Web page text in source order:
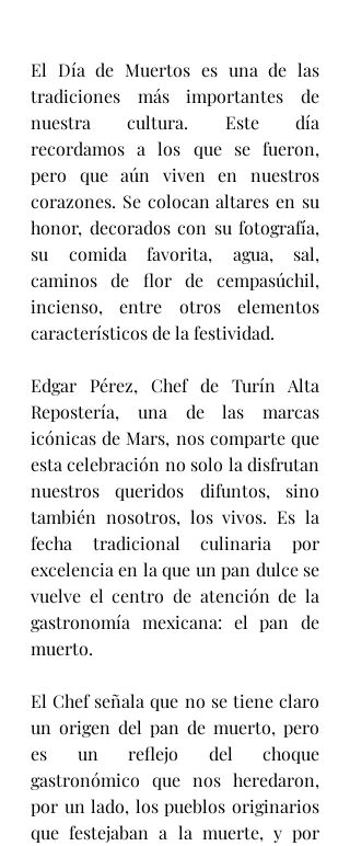
El Día de Muertos es una de las
tradiciones más importantes de
nuestra cultura. Este día
recordamos a los que se fueron,
pero que aún viven en nuestros
corazones. Se colocan altares en su
honor, decorados con su fotografía,
su comida favorita, agua, sal,
caminos de flor de cempasúchil,
incienso, entre otros elementos
característicos de la festividad.
Edgar Pérez, Chef de Turín Alta
Repostería, una de las marcas
icónicas de Mars, nos comparte que
esta celebración no solo la disfrutan
nuestros queridos difuntos, sino
también nosotros, los vivos. Es la
fecha tradicional culinaria por
excelencia en la que un pan dulce se
vuelve el centro de atención de la
gastronomía mexicana: el pan de
muerto.
El Chef señala que no se tiene claro
un origen del pan de muerto, pero
es un reflejo del choque
gastronómico que nos heredaron,
por un lado, los pueblos originarios
que festejaban a la muerte, y por